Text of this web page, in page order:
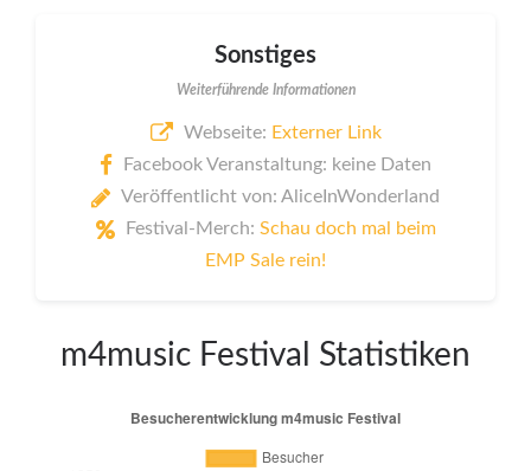
Sonstiges
Weiterführende Informationen
Webseite: Externer Link
Facebook Veranstaltung: keine Daten
Veröffentlicht von: AliceInWonderland
Festival-Merch: Schau doch mal beim
EMP Sale rein!
m4music Festival Statistiken